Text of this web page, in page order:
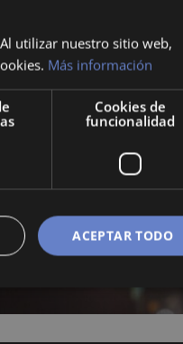
utilizar nuestro sitio web,
Más información
Cookies de
funcionalidad
ACEPTAR TODO